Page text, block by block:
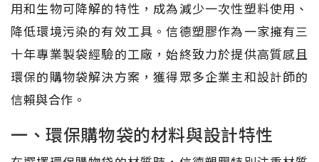
用和生物可降解的特性，成為減少一次性塑料使用、
降低環境污染的有效工具。信德塑膠作為一家擁有三
十年專業製袋經驗的工廠，始終致力於提供高質感且
環保的購物袋解決方案，獲得眾多企業主和設計師的
信賴與合作。
一、環保購物袋的材料與設計特性